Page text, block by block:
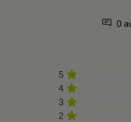
0
5
4
3
2